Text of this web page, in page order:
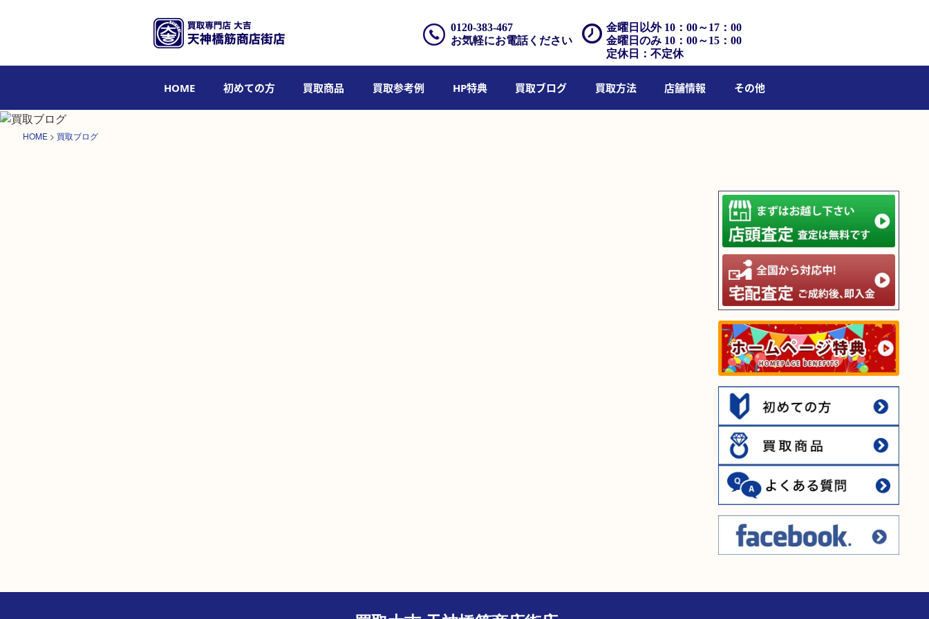
金曜日以外 10：00～17：00
金曜日のみ 10：00～15：00
定休日：不定休
0120-383-467
お気軽にお電話ください
HOME 初めての方 買取商品 買取参考例 HP特典 買取ブログ 買取方法 店舗情報 その他
HOME > 買取ブログ